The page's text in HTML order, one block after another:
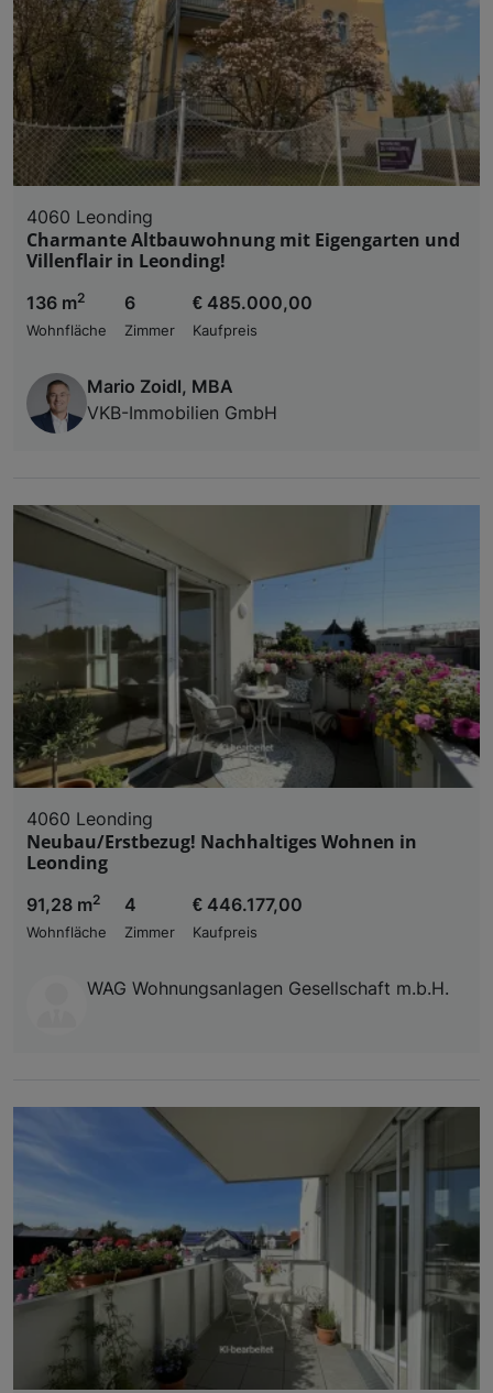
4060 Leonding
Charmante Altbauwohnung mit Eigengarten und
Villenflair in Leonding!
136 m2
Wohnfläche
6
Zimmer
€ 485.000,00
Kaufpreis
Mario Zoidl, MBA
VKB-Immobilien GmbH
4060 Leonding
Neubau/Erstbezug! Nachhaltiges Wohnen in
Leonding
91,28 m2
Wohnfläche
4
Zimmer
€ 446.177,00
Kaufpreis
WAG Wohnungsanlagen Gesellschaft m.b.H.